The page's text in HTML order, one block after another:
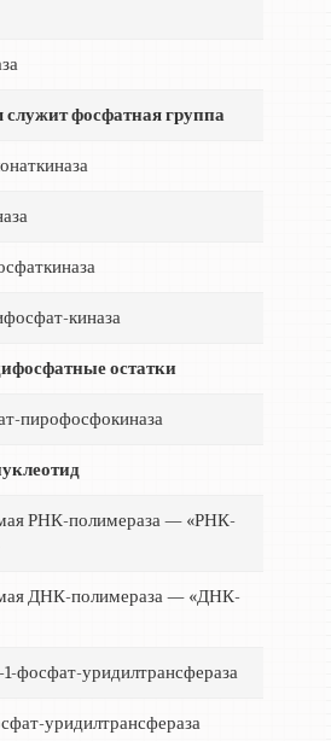
фосфатная группа
киназа
остатки
пирофосфокиназа
РНК-полимераза — «РНК-
ДНК-полимераза — «ДНК-
1-фосфат-уридилтрансфераза
уридилтрансфераза